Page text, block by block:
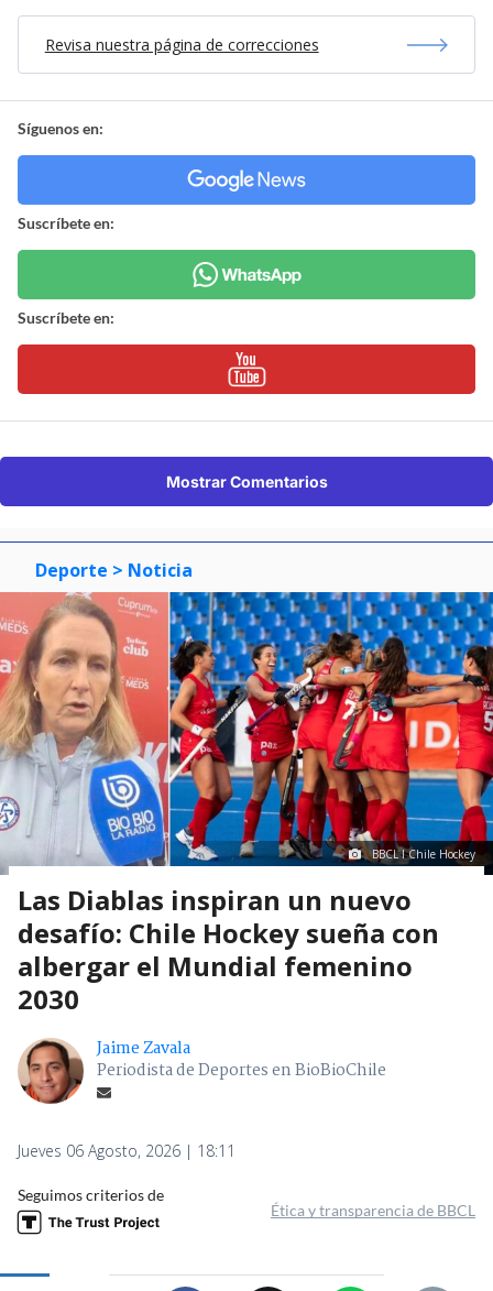
Revisa nuestra página de correcciones
Síguenos en:
Suscríbete en:
Suscríbete en:
Mostrar Comentarios
Deporte > Noticia
BBCL I Chile Hockey
Las Diablas inspiran un nuevo
desafío: Chile Hockey sueña con
albergar el Mundial femenino
2030
Jaime Zavala
Periodista de Deportes en BioBioChile
Jueves 06 Agosto, 2026 | 18:11
Seguimos criterios de
Ética y transparencia de BBCL